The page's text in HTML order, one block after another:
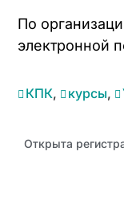
По
электронной
КПК, курсы,